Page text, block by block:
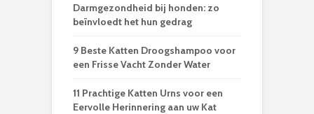
Darmgezondheid bij honden: zo
beïnvloedt het hun gedrag
9 Beste Katten Droogshampoo voor
een Frisse Vacht Zonder Water
11 Prachtige Katten Urns voor een
Eervolle Herinnering aan uw Kat